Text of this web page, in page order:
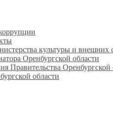
культуры и внешних
Оренбургской области
Правительства Оренбургской
области